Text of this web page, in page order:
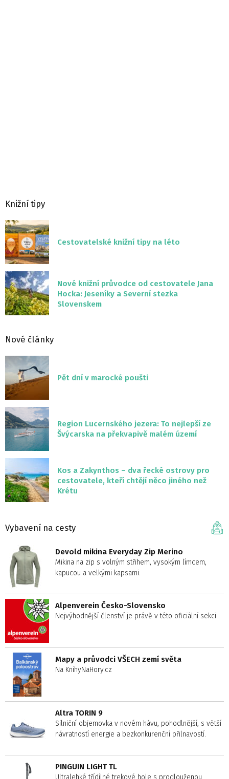
Knižní tipy
Cestovatelské knižní tipy na léto
Nové knižní průvodce od cestovatele Jana
Hocka: Jeseníky a Severní stezka
Slovenskem
Nové články
Pět dní v marocké poušti
Region Lucernského jezera: To nejlepší ze
Švýcarska na překvapivě malém území
Kos a Zakynthos – dva řecké ostrovy pro
cestovatele, kteří chtějí něco jiného než
Krétu
Vybavení na cesty
Devold mikina Everyday Zip Merino
Mikina na zip s volným střihem, vysokým límcem,
kapucou a velkými kapsami.
Alpenverein Česko-Slovensko
Nejvýhodnější členství je právě v této oficiální sekci
Mapy a průvodci VŠECH zemí světa
Na KnihyNaHory.cz
Altra TORIN 9
Silniční objemovka v novém hávu, pohodlnější, s větší
návratností energie a bezkonkurenční přilnavostí.
PINGUIN LIGHT TL